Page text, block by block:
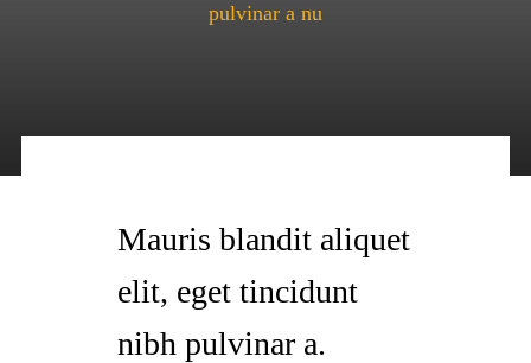
pulvinar a nu
Mauris blandit aliquet
elit, eget tincidunt
nibh pulvinar a.